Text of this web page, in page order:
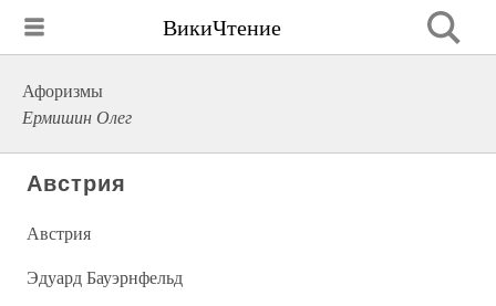
ВикиЧтение
Афоризмы
Ермишин Олег
Австрия
Австрия
Эдуард Бауэрнфельд